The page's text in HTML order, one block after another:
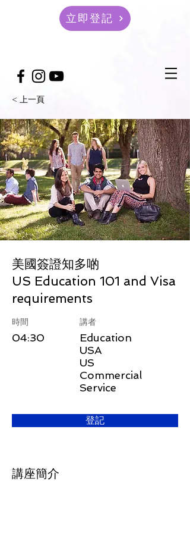
立即登記
< 上一頁
美國簽證知多啲
US Education 101 and Visa
requirements
​時間
04:30
講者
Education
USA
US
Commercial
Service
登記
講座簡介